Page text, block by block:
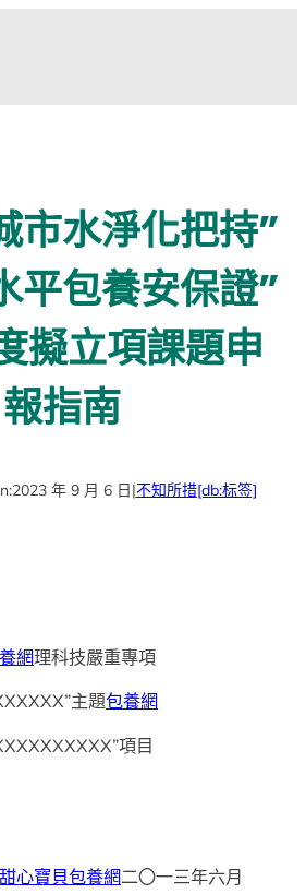
市水淨化把持”
平包養安保證”
擬立項課題申
報指南
2023 年 9 月 6 日|不知所措[db:标签]
網理科技嚴重專項
主題包養網
項目
甜心寶貝包養網二〇一三年六月